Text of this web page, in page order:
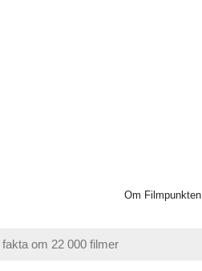
Om Filmpunkten